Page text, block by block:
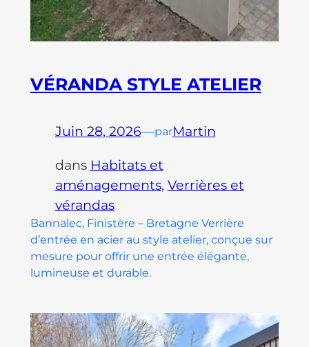
VÉRANDA STYLE ATELIER
Juin 28, 2026—parMartin
dans Habitats et
aménagements, Verrières et
vérandas
Bannalec, Finistère – Bretagne Verrière
d’entrée en acier au style atelier, conçue sur
mesure pour offrir une entrée élégante,
lumineuse et durable.